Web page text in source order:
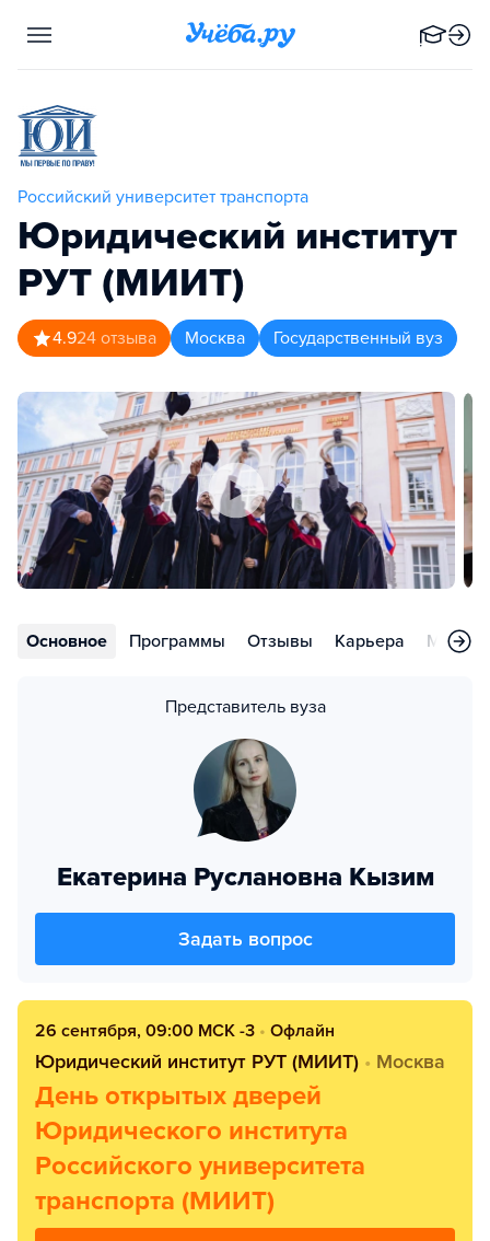
Российский университет транспорта
Юридический институт
РУТ (МИИТ)
4.924 отзыва Москва Государственный вуз
Основное Программы Отзывы Карьера
Представитель вуза
Екатерина Руслановна Кызим
Задать вопрос
26 сентября, 09:00 МСК -3 • Офлайн
Юридический институт РУТ (МИИТ) • Москва
День открытых дверей
Юридического института
Российского университета
транспорта (МИИТ)